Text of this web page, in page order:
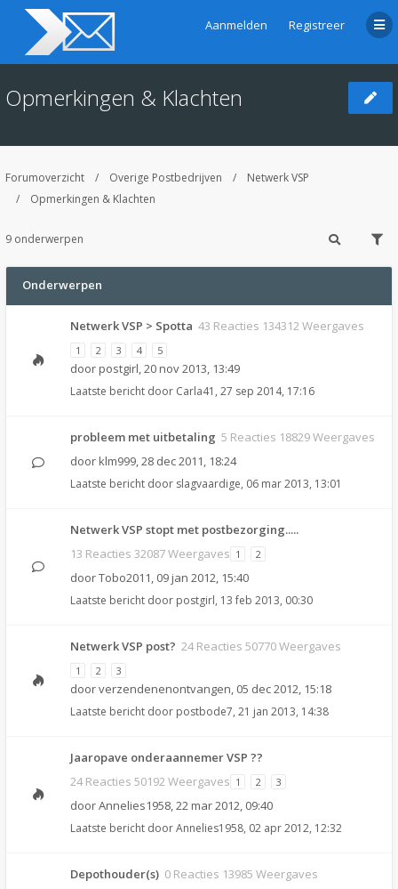
Aanmelden Registreer
Opmerkingen & Klachten
Forumoverzicht Overige Postbedrijven
Netwerk VSP
Opmerkingen & Klachten
9 onderwerpen
Onderwerpen
Netwerk VSP > Spotta 43 Reacties 134312 Weergaves
1 2 3 4 5
door postgirl,20 nov 2013, 13:49
Laatste bericht door Carla41 , 27 sep 2014, 17:16
probleem met uitbetaling 5 Reacties 18829 Weergaves
door klm999,28 dec 2011, 18:24
Laatste bericht door slagvaardige, 06 mar 2013, 13:01
Netwerk VSP stopt met postbezorging.....
13 Reacties 32087 Weergaves 1 2
doorTobo2011, 09 jan 2012, 15:40
Laatste bericht door postgirl, 13 feb 2013, 00:30
Netwerk VSP post? 24 Reacties 50770 Weergaves
1 2 3
doorverzendenenontvangen, 05 dec 2012, 15:18
Laatste bericht door postbode7, 21 jan 2013, 14:38
Jaaropave onderaannemer VSP ??
24 Reacties 50192 Weergaves 1 2 3
doorAnnelies1958,22 mar 2012, 09:40
Laatste bericht doorAnnelies1958, 02 apr 2012, 12:32
Depothouder(s) 0 Reacties 13985 Weergaves